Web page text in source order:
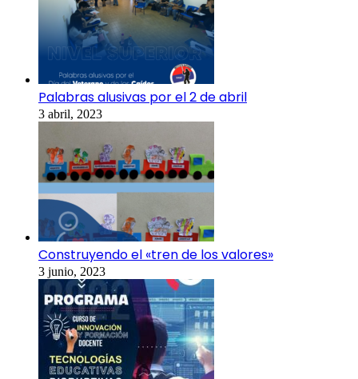
Palabras alusivas por el 2 de abril
3 abril, 2023
Construyendo el «tren de los valores»
3 junio, 2023